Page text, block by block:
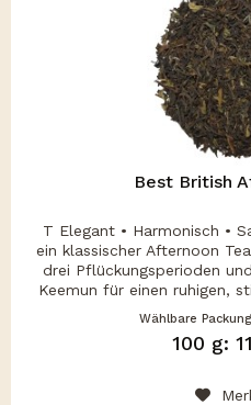
Best British
T Elegant • Harmonisch •
ein klassischer Afternoon
drei Pflückungsperioden
Keemun für einen ruhigen,
Wählbare
100 g: